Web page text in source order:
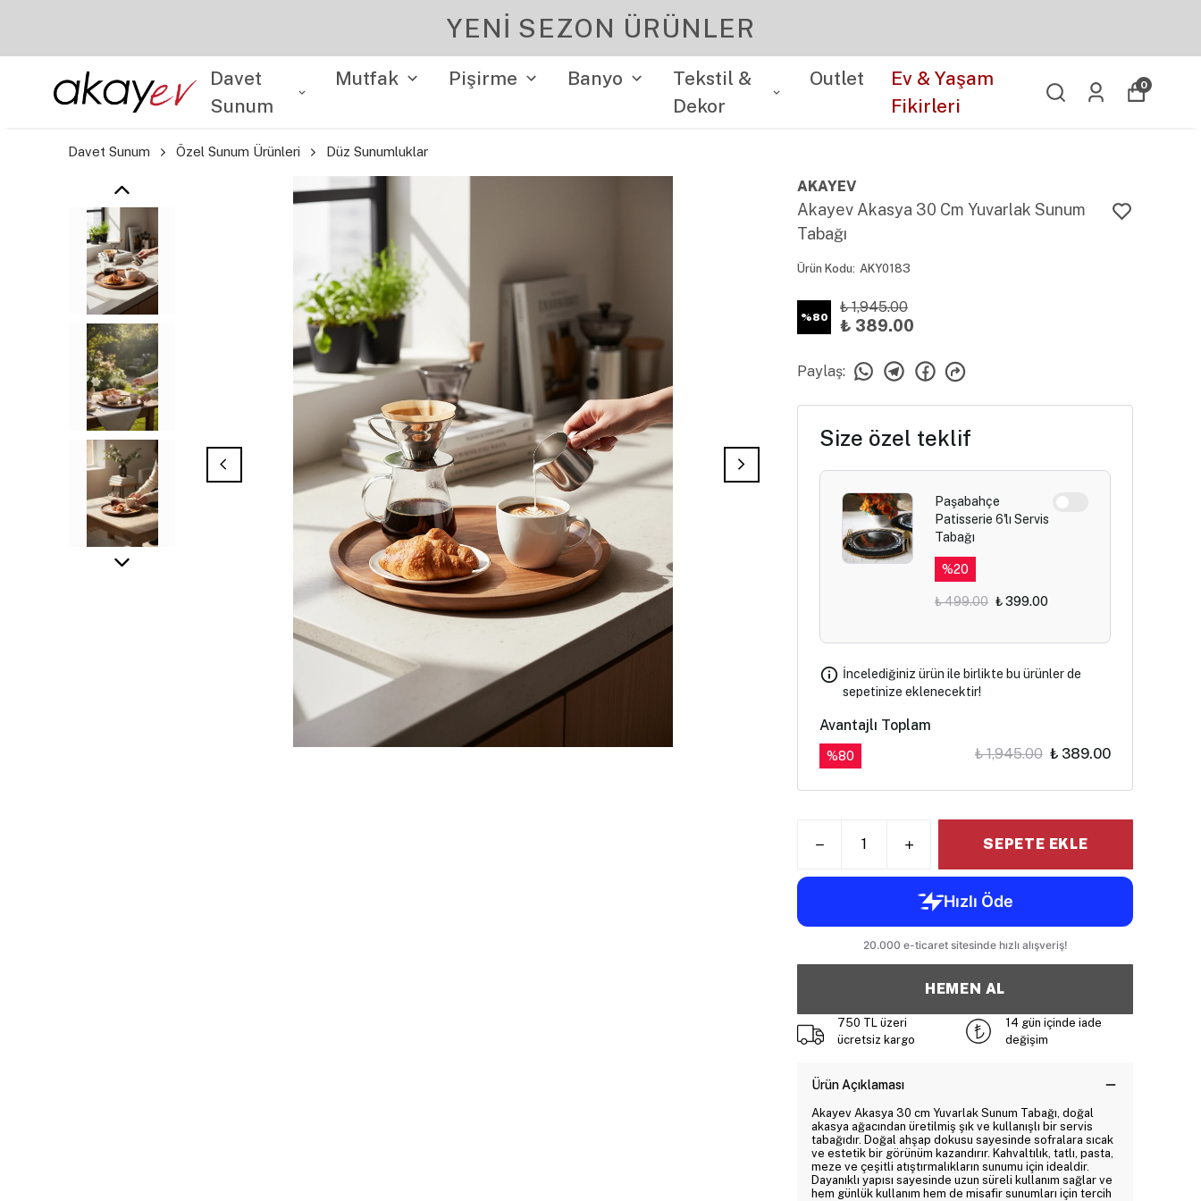
YENI SEZON ÜRÜNLER
Davet
Sunum
Mutfak Pişirme Banyo
Tekstil &
Dekor
Outlet
Ev & Yaşam
Fikirleri
0
Davet Sunum Özel Sunum Ürünleri Düz Sunumluklar
AKAYEV
Akayev Akasya 30 Cm Yuvarlak Sunum
Tabağı
Ürün Kodu: AKY0183
%80
₺ 1,945.00
₺ 389.00
Paylaş:
Size özel teklif
Paşabahçe
Patisserie 6'lı Servis
Tabağı
%20
₺ 499.00 ₺ 399.00
İncelediğiniz ürün ile birlikte bu ürünler de
sepetinize eklenecektir!
Avantajlı Toplam
%80 ₺ 1,945.00 ₺ 389.00
SEPETE EKLE
HEMEN AL
750 TL üzeri
ücretsiz kargo
14 gün içinde iade
değişim
Ürün Açıklaması
Akayev Akasya 30 cm Yuvarlak Sunum Tabağı, doğal
akasya ağacından üretilmiş şık ve kullanışlı bir servis
tabağıdır. Doğal ahşap dokusu sayesinde sofralara sıcak
ve estetik bir görünüm kazandırır. Kahvaltılık, tatlı, pasta,
meze ve çeşitli atıştırmalıkların sunumu için idealdir.
Dayanıklı yapısı sayesinde uzun süreli kullanım sağlar ve
hem günlük kullanım hem de misafir sunumları için tercih